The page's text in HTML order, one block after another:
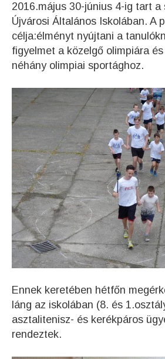
2016.május 30-június 4-ig tart a
Újvárosi Általános Iskolában. A
célja:élményt nyújtani a
figyelmet a közelgő olimpiára
néhány olimpiai sportághoz.
Ennek keretében hétfőn
láng az iskolában (8. és
asztalitenisz- és kerékpáros
rendeztek.